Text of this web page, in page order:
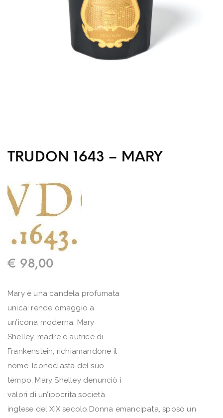
TRUDON 1643 – MARY
€ 98,00
Mary è una candela profumata
unica: rende omaggio a
un’icona moderna, Mary
Shelley, madre e autrice di
Frankenstein, richiamandone il
nome. Iconoclasta del suo
tempo, Mary Shelley denunciò i
valori di un’ipocrita società
inglese del XIX secolo.Donna emancipata, sposò un